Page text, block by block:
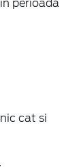
perioada
cat si